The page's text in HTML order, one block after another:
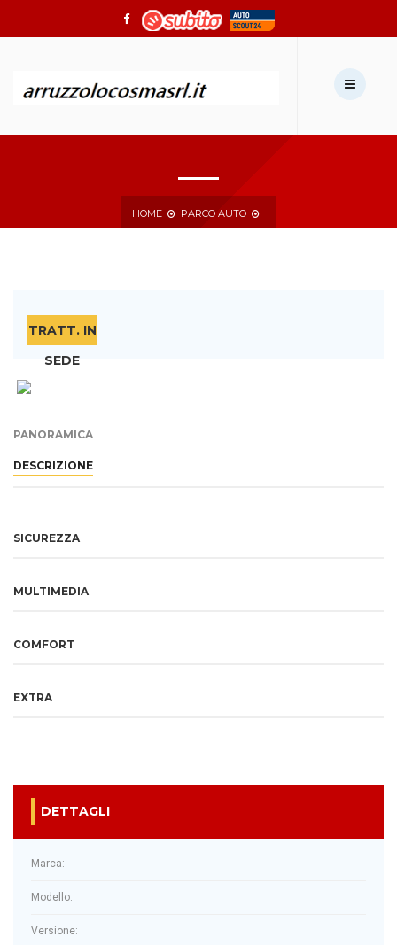
HOME PARCO AUTO
TRATT. IN
SEDE
PANORAMICA
DESCRIZIONE
SICUREZZA
MULTIMEDIA
COMFORT
EXTRA
DETTAGLI
Marca:
Modello:
Versione: